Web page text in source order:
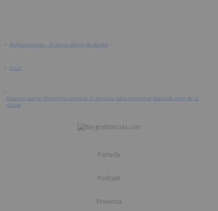
> BurgosNoticias - El diario digital de Burgos
> Local
>
Esperan que el Ministerio conceda el permiso para ampliar el plazo de pago de la
deuda
Portada
Podcast
Provincia